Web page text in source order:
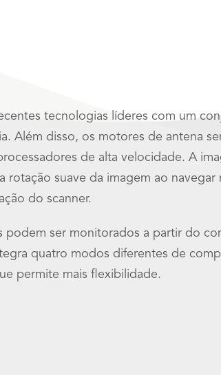
tecnologias líderes com um
Além disso, os motores de antena
de alta velocidade. A
rotação suave da imagem ao
do scanner.
ser monitorados a partir do
quatro modos diferentes de
permite mais flexibilidade.